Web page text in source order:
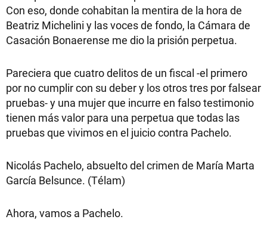
Con eso, donde cohabitan la mentira de la hora de
Beatriz Michelini y las voces de fondo, la Cámara de
Casación Bonaerense me dio la prisión perpetua.
Pareciera que cuatro delitos de un fiscal -el primero
por no cumplir con su deber y los otros tres por falsear
pruebas- y una mujer que incurre en falso testimonio
tienen más valor para una perpetua que todas las
pruebas que vivimos en el juicio contra Pachelo.
Nicolás Pachelo, absuelto del crimen de María Marta
García Belsunce. (Télam)
Ahora, vamos a Pachelo.